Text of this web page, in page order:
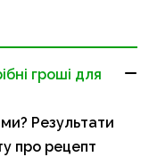
гроші для
Результати
про рецепт